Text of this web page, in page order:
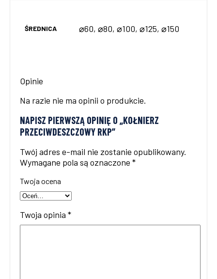
ŚREDNICA ⌀60, ⌀80, ⌀100, ⌀125, ⌀150
Opinie
Na razie nie ma opinii o produkcie.
NAPISZ PIERWSZĄ OPINIĘ O „KOŁNIERZ
PRZECIWDESZCZOWY RKP”
Twój adres e-mail nie zostanie opublikowany.
Wymagane pola są oznaczone *
Twoja ocena
Twoja opinia *